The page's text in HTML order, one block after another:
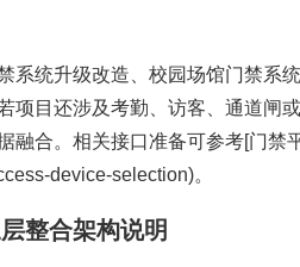
系统升级改造、校园场馆门禁系
项目还涉及考勤、访客、通道闸
融合。相关接口准备可参考[门禁
device-selection)。
整合架构说明